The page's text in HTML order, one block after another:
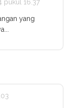
pukul 16.37
yang